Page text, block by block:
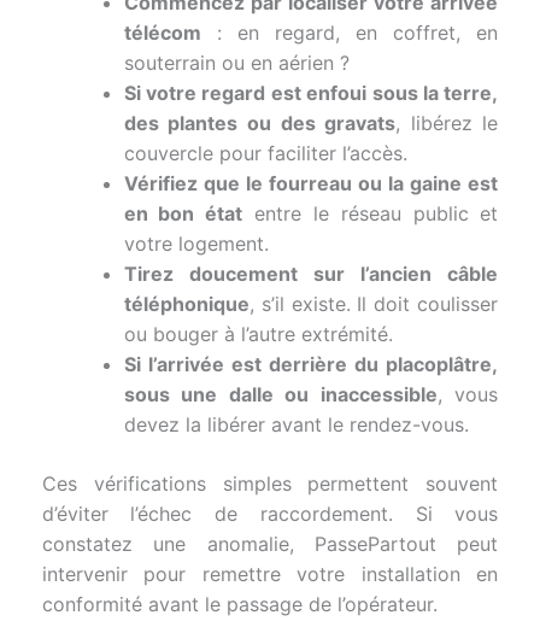
télécom : en regard, en coffret, en
souterrain ou en aérien ?
Si votre regard est enfoui sous la terre,
des plantes ou des gravats, libérez le
couvercle pour faciliter l’accès.
Vérifiez que le fourreau ou la gaine est
en bon état entre le réseau public et
votre logement.
Tirez doucement sur l’ancien câble
téléphonique, s’il existe. Il doit coulisser
ou bouger à l’autre extrémité.
Si l’arrivée est derrière du placoplâtre,
sous une dalle ou inaccessible, vous
devez la libérer avant le rendez-vous.
Ces vérifications simples permettent souvent
d’éviter l’échec de raccordement. Si vous
constatez une anomalie, PassePartout peut
intervenir pour remettre votre installation en
conformité avant le passage de l’opérateur.